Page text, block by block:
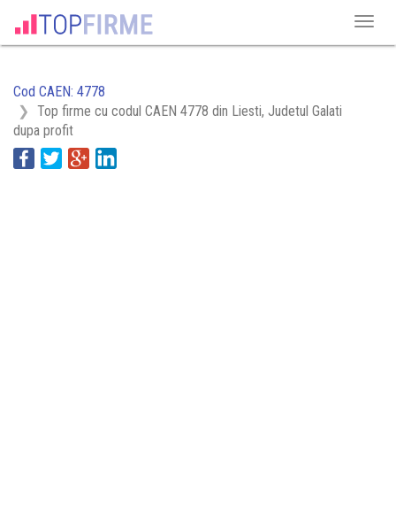
Cod CAEN: 4778
Top firme cu codul CAEN 4778 din Liesti, Judetul Galati
dupa profit